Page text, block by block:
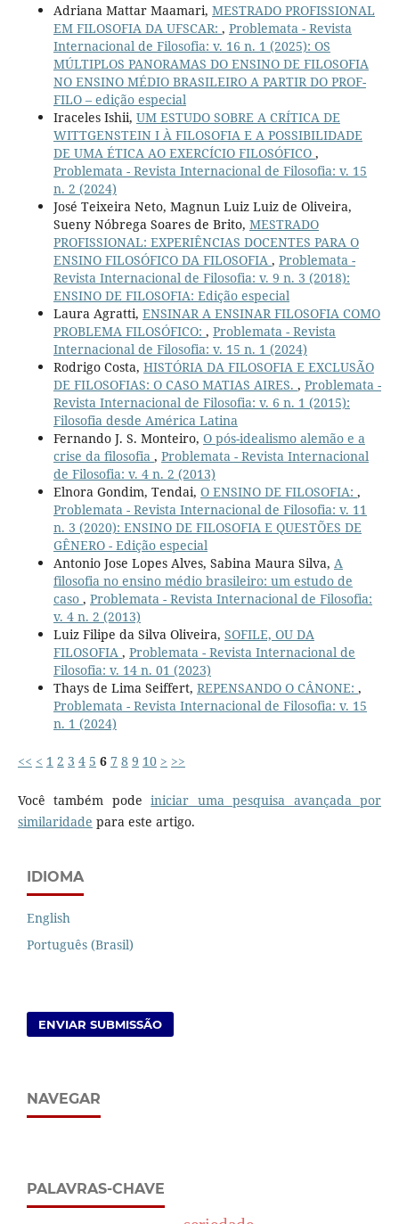
Adriana Mattar Maamari, MESTRADO PROFISSIONAL
EM FILOSOFIA DA UFSCAR: , Problemata - Revista
Internacional de Filosofia: v. 16 n. 1 (2025): OS
MÚLTIPLOS PANORAMAS DO ENSINO DE FILOSOFIA
NO ENSINO MÉDIO BRASILEIRO A PARTIR DO PROF-
FILO – edição especial
Iraceles Ishii, UM ESTUDO SOBRE A CRÍTICA DE
WITTGENSTEIN I À FILOSOFIA E A POSSIBILIDADE
DE UMA ÉTICA AO EXERCÍCIO FILOSÓFICO ,
Problemata - Revista Internacional de Filosofia: v. 15
n. 2 (2024)
José Teixeira Neto, Magnun Luiz Luiz de Oliveira,
Sueny Nóbrega Soares de Brito, MESTRADO
PROFISSIONAL: EXPERIÊNCIAS DOCENTES PARA O
ENSINO FILOSÓFICO DA FILOSOFIA , Problemata -
Revista Internacional de Filosofia: v. 9 n. 3 (2018):
ENSINO DE FILOSOFIA: Edição especial
Laura Agratti, ENSINAR A ENSINAR FILOSOFIA COMO
PROBLEMA FILOSÓFICO: , Problemata - Revista
Internacional de Filosofia: v. 15 n. 1 (2024)
Rodrigo Costa, HISTÓRIA DA FILOSOFIA E EXCLUSÃO
DE FILOSOFIAS: O CASO MATIAS AIRES. , Problemata -
Revista Internacional de Filosofia: v. 6 n. 1 (2015):
Filosofia desde América Latina
Fernando J. S. Monteiro, O pós-idealismo alemão e a
crise da filosofia , Problemata - Revista Internacional
de Filosofia: v. 4 n. 2 (2013)
Elnora Gondim, Tendai, O ENSINO DE FILOSOFIA: ,
Problemata - Revista Internacional de Filosofia: v. 11
n. 3 (2020): ENSINO DE FILOSOFIA E QUESTÕES DE
GÊNERO - Edição especial
Antonio Jose Lopes Alves, Sabina Maura Silva, A
filosofia no ensino médio brasileiro: um estudo de
caso , Problemata - Revista Internacional de Filosofia:
v. 4 n. 2 (2013)
Luiz Filipe da Silva Oliveira, SOFILE, OU DA
FILOSOFIA , Problemata - Revista Internacional de
Filosofia: v. 14 n. 01 (2023)
Thays de Lima Seiffert, REPENSANDO O CÂNONE: ,
Problemata - Revista Internacional de Filosofia: v. 15
n. 1 (2024)
<< < 1 2 3 4 5 6 7 8 9 10 > >>
Você também podeiniciar uma pesquisa avançada por
similaridade para este artigo.
IDIOMA
English
Português (Brasil)
ENVIAR SUBMISSÃO
NAVEGAR
PALAVRAS-CHAVE